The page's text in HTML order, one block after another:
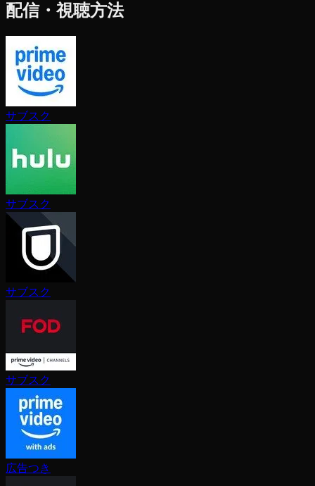
配信・視聴方法
サブスク
サブスク
サブスク
サブスク
広告つき